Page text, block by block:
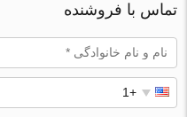
تماس با فروشنده